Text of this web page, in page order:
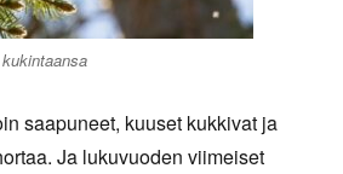
saapuneet, kuuset kukkivat ja
Ja lukuvuoden viimeiset